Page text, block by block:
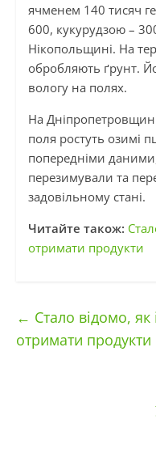
ячменем 140 тисяч
600, кукурудзою –
Нікопольщині. На
обробляють ґрунт.
вологу на полях.
На
поля ростуть озимі
попередніми
перезимували та
задовільному стані.
Читайте також:
отримати продукти
← Стало відомо,
отримати продукти